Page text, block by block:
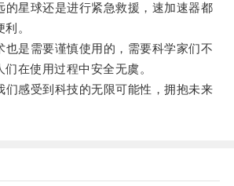
星球还是进行紧急救援，速加速器都
。
是需要谨慎使用的，需要科学家们不
在使用过程中安全无虞。
感受到科技的无限可能性，拥抱未来